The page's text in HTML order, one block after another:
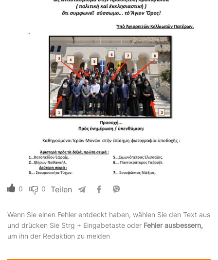
0 0 Teilen
Wenn Sie einen Fehler entdeckt haben, wählen Sie den Text aus
und drücken Sie Strg + Eingabetaste oder Fehler ausbessern,
um ihn der Redaktion zu melden